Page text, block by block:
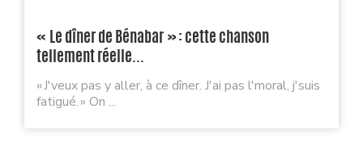
« Le dîner de Bénabar » : cette chanson
tellement réelle...
« J'veux pas y aller, à ce dîner. J'ai pas l'moral, j'suis
fatigué. » On ...